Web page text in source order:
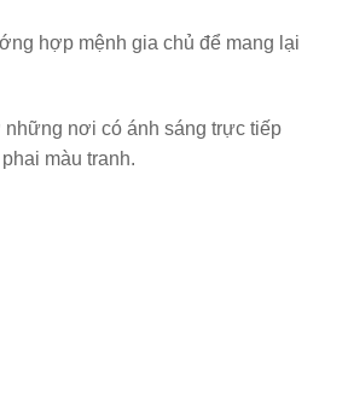
hợp mệnh gia chủ để mang lại
những nơi có ánh sáng trực tiếp
màu tranh.